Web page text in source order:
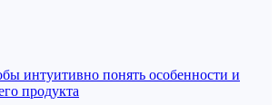
интуитивно понять особенности и
продукта